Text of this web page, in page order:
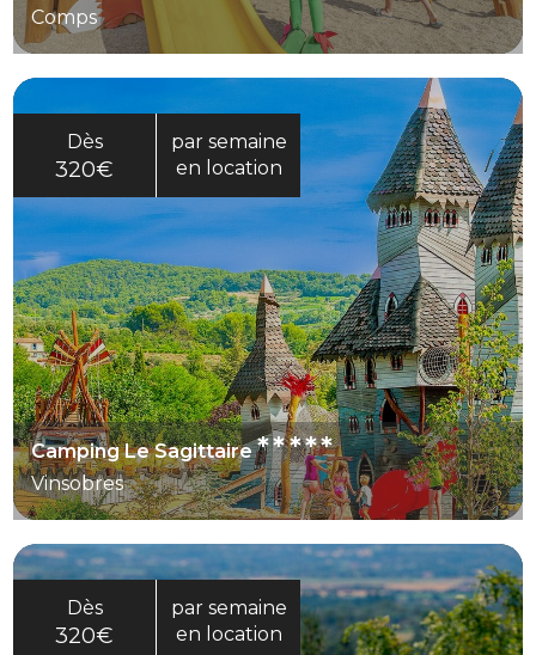
Comps
Dès
320€
par semaine
en location
Camping Le Sagittaire*****
Vinsobres
Dès
320€
par semaine
en location